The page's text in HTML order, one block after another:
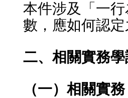
本件涉及「一
數，應如何認
二、相關實務
（一）相關實務